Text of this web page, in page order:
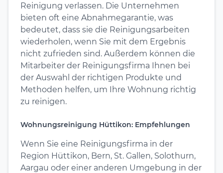
Reinigung verlassen. Die Unternehmen
bieten oft eine Abnahmegarantie, was
bedeutet, dass sie die Reinigungsarbeiten
wiederholen, wenn Sie mit dem Ergebnis
nicht zufrieden sind. Außerdem können die
Mitarbeiter der Reinigungsfirma Ihnen bei
der Auswahl der richtigen Produkte und
Methoden helfen, um Ihre Wohnung richtig
zu reinigen.
Wohnungsreinigung Hüttikon: Empfehlungen
Wenn Sie eine Reinigungsfirma in der
Region Hüttikon, Bern, St. Gallen, Solothurn,
Aargau oder einer anderen Umgebung in der